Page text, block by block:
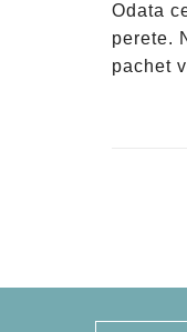
Odata
perete.
pachet